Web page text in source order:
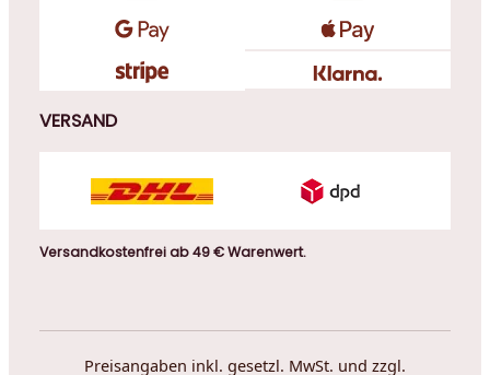
VERSAND
Versandkostenfrei ab 49 € Warenwert.
Preisangaben inkl. gesetzl. MwSt. und zzgl.